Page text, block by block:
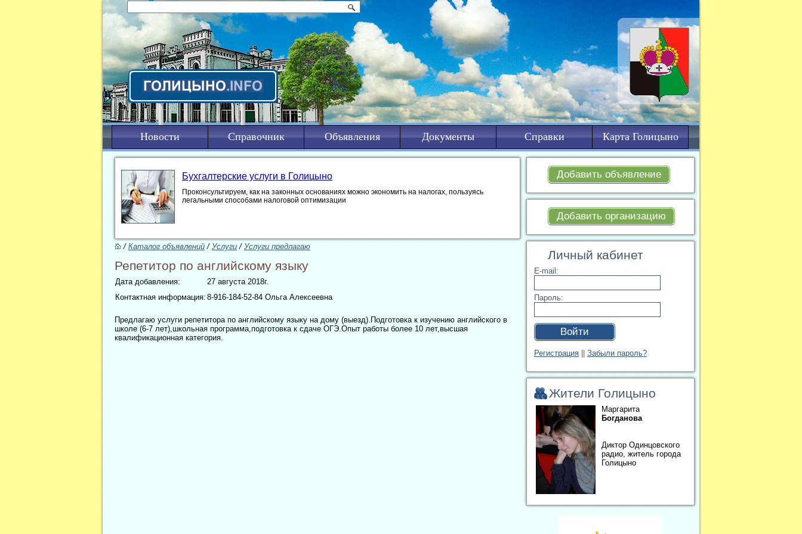
Новости Справочник Объявления Документы Справки Карта Голицыно
Добавить объявление
Добавить организацию
Личный кабинет
E-mail:
Пароль:
Войти
Регистрация Забыли пароль?
Жители Голицыно
Маргарита
Богданова
Диктор Одинцовского
радио, житель города
Голицыно
Бухгалтерские услуги в Голицыно
Проконсультируем, как на законных основаниях можно экономить на налогах, пользуясь
легальными способами налоговой оптимизации
/Каталог объявлений/Услуги /Услуги предлагаю
Репетитор по английскому языку
Дата добавления:
27 августа 2018г.
Контактная информация:8-916-184-52-84 Ольга Алексеевна
Предлагаю услуги репетитора по английскому языку на дому (выезд).Подготовка к изучению английского в
школе (6-7 лет),школьная программа,подготовка к сдаче ОГЭ.Опыт работы более 10 лет,высшая
квалификационная категория.